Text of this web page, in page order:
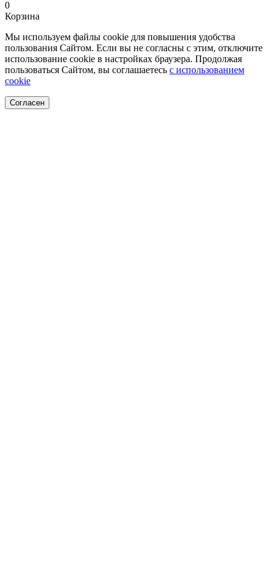
0
Корзина
Мы используем файлы cookie для повышения удобства
пользования Сайтом. Если вы не согласны с этим, отключите
использование cookie в настройках браузера. Продолжая
пользоваться Сайтом, вы соглашаетесь с использованием
cookie
Согласен